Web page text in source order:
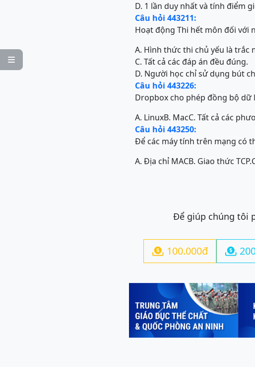

D. 1 lần duy nhất và tính điểm
Câu hỏi 443211:
Hoạt động Thi hết môn đối với
A. Hình thức thi chủ yếu là trắc
C. Tất cả các đáp án đều đúng.
D. Người học chỉ sử dụng bút
Câu hỏi 443226:
Dropbox cho phép đồng bộ
A. LinuxB. MacC. Tất cả các
Câu hỏi 443250:
Để các máy tính trên mạng có
A. Địa chỉ MACB. Giao thức TCP.
Để giúp chúng tôi
 100.000đ 
Previous